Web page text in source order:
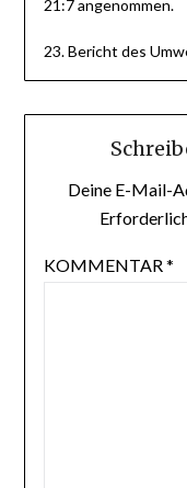
21:7 angenommen.
23. Bericht des
Deine E-Mail-
KOMMENTAR*